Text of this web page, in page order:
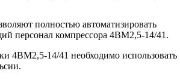
полностью автоматизировать
персонал компрессора 4ВМ2,5-14/41.
4ВМ2,5-14/41 необходимо использовать